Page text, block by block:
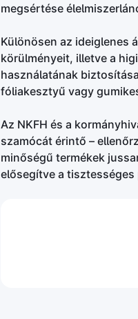
megsértése
Különösen az ideiglenes
körülményeit, illetve a
használatának
fóliakesztyű vagy
Az NKFH és a
szamócát érintő –
minőségű termékek
elősegítve a